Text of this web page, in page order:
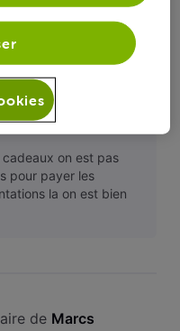
facture est passée de
? Merci d'avance pour
on est pas
pour payer les
la on est bien
de Marcs